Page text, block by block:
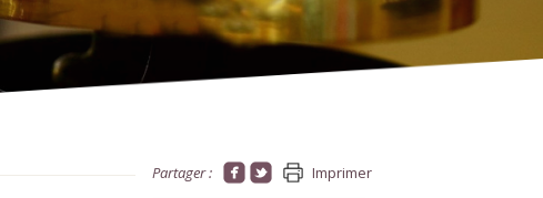
Partager : Imprimer